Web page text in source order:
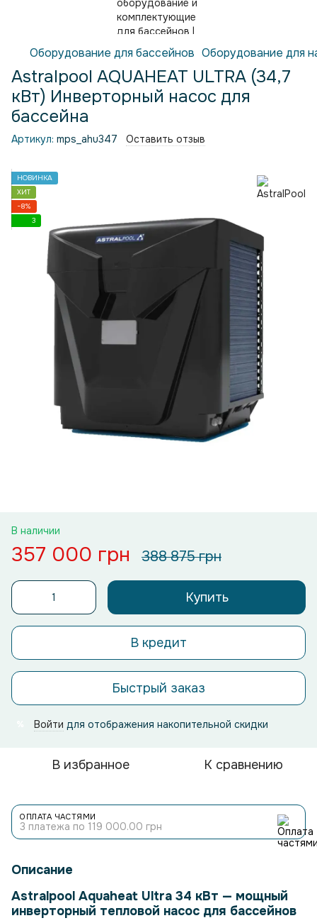
Оборудование для бассейнов Оборудование для
Astralpool AQUAHEAT ULTRA (34,7
кВт) Инверторный насос для
бассейна
Артикул: mps_ahu347 Оставить отзыв
НОВИНКА
ХИТ
−8%
3
В наличии
357 000 грн 388 875 грн
Купить
В кредит
Быстрый заказ
Войти для отображения накопительной скидки
В избранное К сравнению
ОПЛАТА ЧАСТЯМИ
3 платежа по 119 000.00 грн
Описание
Astralpool Aquaheat Ultra 34 кВт — мощный
инверторный тепловой насос для бассейнов